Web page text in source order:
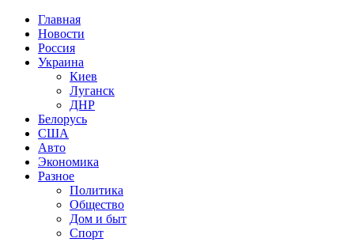
Главная
Новости
Россия
Украина
Киев
Луганск
ДНР
Белорусь
США
Авто
Экономика
Разное
Политика
Общество
Дом и быт
Спорт